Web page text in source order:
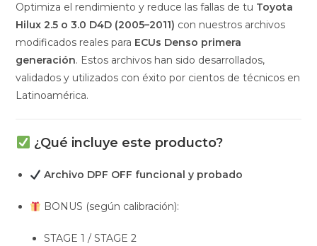
Optimiza el rendimiento y reduce las fallas de tu Toyota
Hilux 2.5 o 3.0 D4D (2005–2011) con nuestros archivos
modificados reales para ECUs Denso primera
generación. Estos archivos han sido desarrollados,
validados y utilizados con éxito por cientos de técnicos en
Latinoamérica.
¿Qué incluye este producto?
Archivo DPF OFF funcional y probado
BONUS (según calibración):
STAGE 1 / STAGE 2